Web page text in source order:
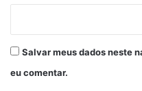
Salvar meus dados neste
eu comentar.